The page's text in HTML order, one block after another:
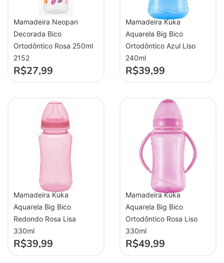
Mamadeira Neopan
Decorada Bico
Ortodôntico Rosa 250ml
2152
R$27,99
Mamadeira Kuka
Aquarela Big Bico
Ortodôntico Azul Liso
240ml
R$39,99
Mamadeira Kuka
Aquarela Big Bico
Redondo Rosa Lisa
330ml
R$39,99
Mamadeira Kuka
Aquarela Big Bico
Ortodôntico Rosa Liso
330ml
R$49,99